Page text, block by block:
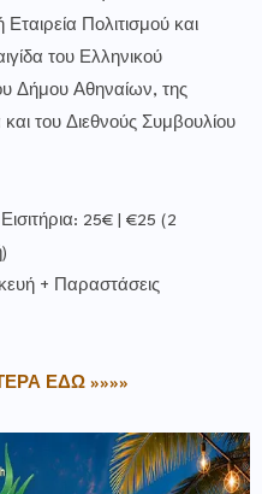
Πολιτισμού και
του Ελληνικού
Δήμου Αθηναίων, της
του Διεθνούς Συμβουλίου
25€ | €25 (2
+ Παραστάσεις
ΕΔΩ »»»»